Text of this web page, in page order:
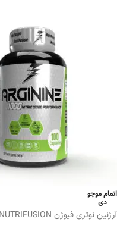
اتمام موجو
دی
آرژنین نوتری فیوژن Arginin NUTRIFUSION